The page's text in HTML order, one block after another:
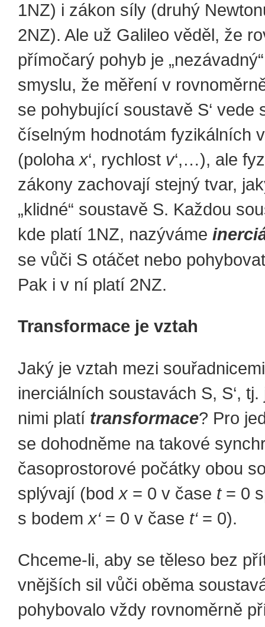
1NZ) i zákon síly (druhý
2NZ). Ale už Galileo věděl, že
přímočarý pohyb je
smyslu, že měření v
se pohybující soustavě S‘ vede
číselným hodnotám fyzikálních
(poloha x‘, rychlost v‘,…), ale
zákony zachovají stejný tvar,
„klidné“ soustavě S. Každou
kde platí 1NZ, nazýváme
se vůči S otáčet nebo
Pak i v ní platí 2NZ.
Transformace je vztah
Jaký je vztah mezi
inerciálních soustavách S, S‘,
nimi platí transformace? Pro
se dohodněme na takové
časoprostorové počátky obou
splývají (bod x = 0 v čase t= 0
s bodem x‘ = 0 v čase t‘ = 0).
Chceme-li, aby se těleso bez
vnějších sil vůči oběma
pohybovalo vždy rovnoměrně